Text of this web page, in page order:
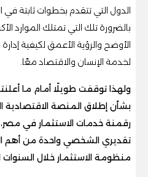
الدول التي تتقدم بخطوات ثابتة
بالضرورة تلك التي تمتلك الموارد
الأوضح والرؤية الأعمق لكيفية
لخدمة الإنسان والاقتصاد معًا.
ولهذا توقفت طويلًا أمام ما
بشأن إطلاق المنصة الاقتصادية
رقمنة خدمات الاستثمار في
تقديري الشخصي واحدة من أهم
منظومة الاستثمار خلال السنوات